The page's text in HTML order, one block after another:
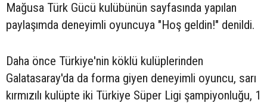
Mağusa Türk Gücü kulübünün sayfasında yapılan
paylaşımda deneyimli oyuncuya "Hoş geldin!" denildi.
Daha önce Türkiye'nin köklü kulüplerinden
Galatasaray'da da forma giyen deneyimli oyuncu, sarı
kırmızılı kulüpte iki Türkiye Süper Ligi şampiyonluğu, 1